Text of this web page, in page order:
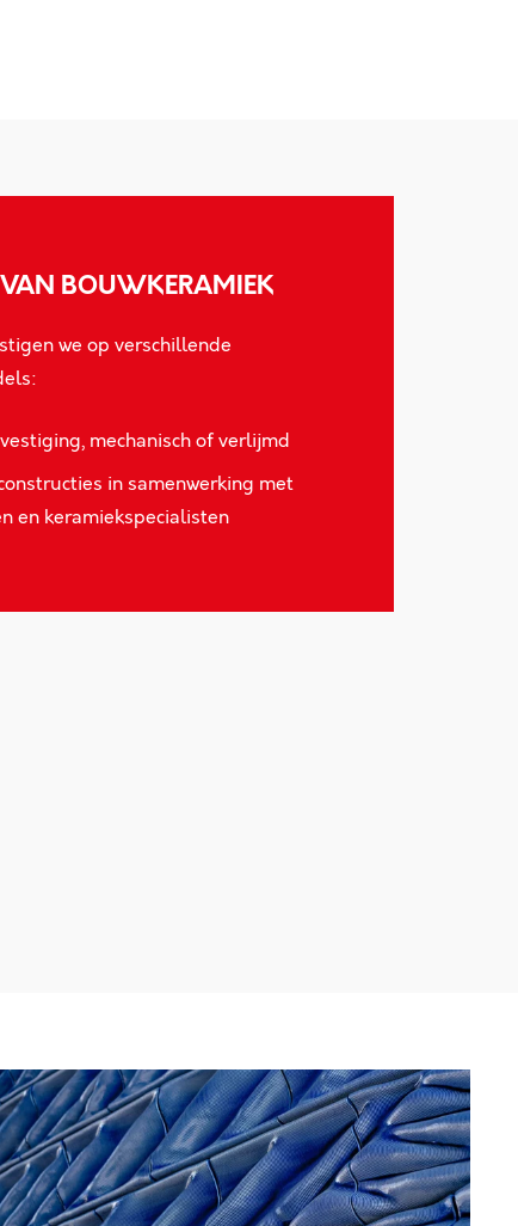
BOUWKERAMIEK
we op verschillende
mechanisch of verlijmd
in samenwerking met
en keramiekspecialisten